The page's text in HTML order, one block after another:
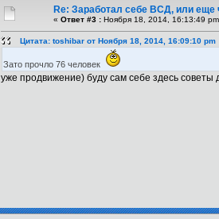
Re: Заработал себе ВСД, или еще
« Ответ #3 : Ноября 18, 2014, 16:13:49
Цитата: toshibar от Ноября 18, 2014, 16:09:10 pm
Зато прочло 76 человек
уже продвижение) буду сам себе здесь советы